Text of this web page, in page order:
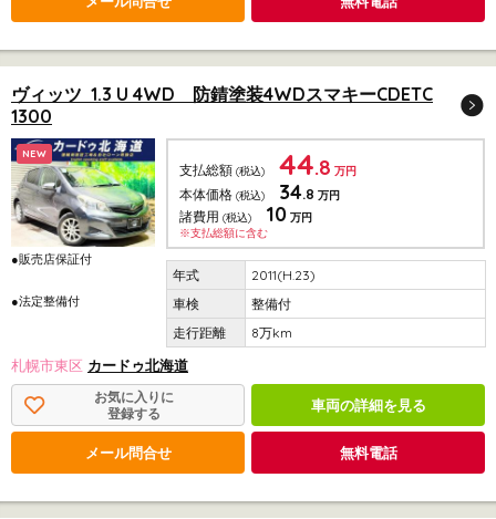
ヴィッツ 1.3 U 4WD 防錆塗装4WDスマキーCDETC
1300
NEW
●販売店保証付
●法定整備付
支払総額 (税込) 44.8 万円
本体価格 (税込) 34.8 万円
諸費用 (税込) 10 万円
※支払総額に含む
2011(H.23)
整備付
8万km
札幌市東区 カードゥ北海道
お気に入りに
登録する
車両の詳細を見る
メール問合せ 無料電話